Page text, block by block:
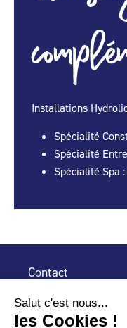
Installations
Spécialité
Spécialité
Spécialité Spa :
Contact
32 rue de Mogador
75 009 Paris